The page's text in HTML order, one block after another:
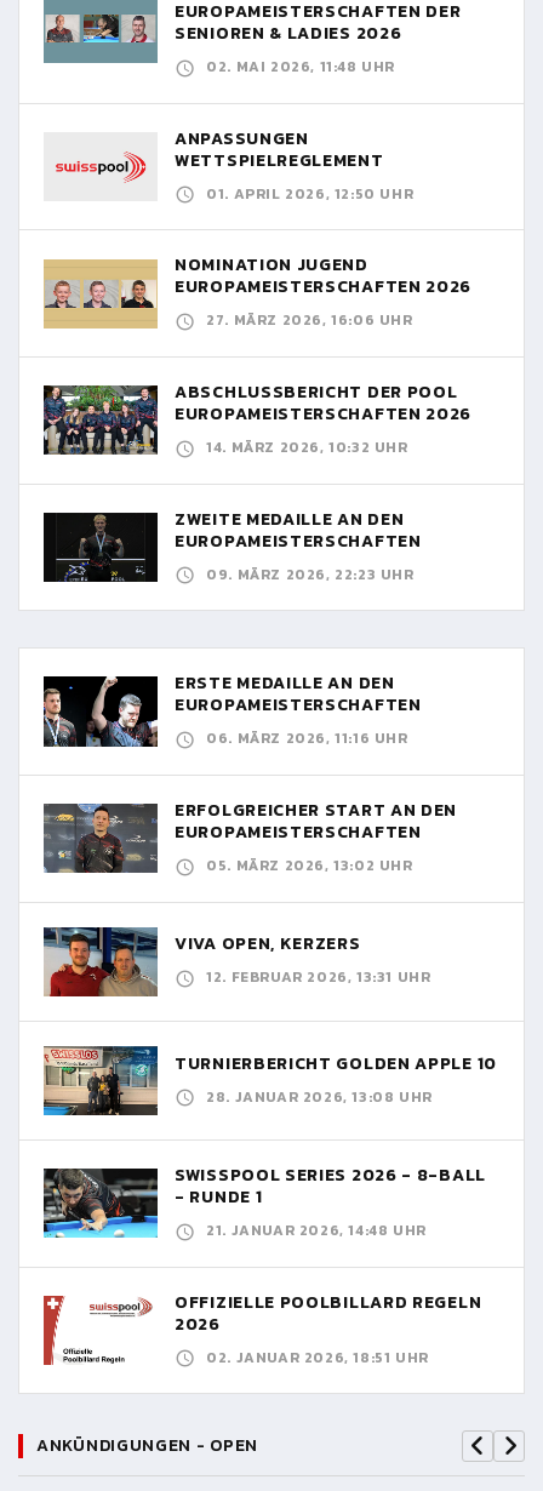
EUROPAMEISTERSCHAFTEN DER
SENIOREN & LADIES 2026
02. MAI 2026, 11:48 UHR
ANPASSUNGEN
WETTSPIELREGLEMENT
01. APRIL 2026, 12:50 UHR
NOMINATION JUGEND
EUROPAMEISTERSCHAFTEN 2026
27. MÄRZ 2026, 16:06 UHR
ABSCHLUSSBERICHT DER POOL
EUROPAMEISTERSCHAFTEN 2026
14. MÄRZ 2026, 10:32 UHR
ZWEITE MEDAILLE AN DEN
EUROPAMEISTERSCHAFTEN
09. MÄRZ 2026, 22:23 UHR
ERSTE MEDAILLE AN DEN
EUROPAMEISTERSCHAFTEN
06. MÄRZ 2026, 11:16 UHR
ERFOLGREICHER START AN DEN
EUROPAMEISTERSCHAFTEN
05. MÄRZ 2026, 13:02 UHR
VIVA OPEN, KERZERS
12. FEBRUAR 2026, 13:31 UHR
TURNIERBERICHT GOLDEN APPLE 10
28. JANUAR 2026, 13:08 UHR
SWISSPOOL SERIES 2026 - 8-BALL
- RUNDE 1
21. JANUAR 2026, 14:48 UHR
OFFIZIELLE POOLBILLARD REGELN
2026
02. JANUAR 2026, 18:51 UHR
ANKÜNDIGUNGEN - OPEN